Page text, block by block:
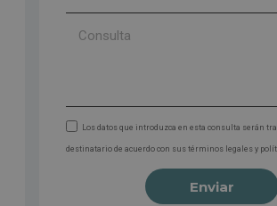
Los datos que introduzca en esta consulta serán
destinatario de acuerdo con sus términos legales y
Enviar